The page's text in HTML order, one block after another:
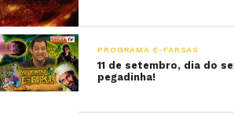
PROGRAMA E-FARSAS
11 de setembro, dia do
pegadinha!